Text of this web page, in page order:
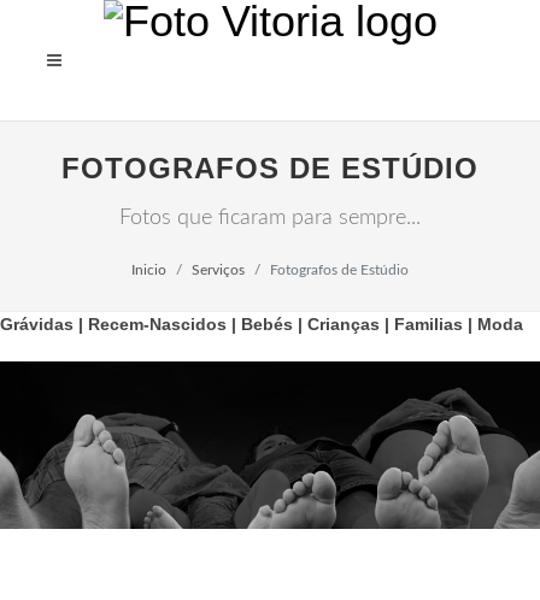
FOTOGRAFOS DE ESTÚDIO
Fotos que ficaram para sempre...
Inicio Serviços Fotografos de Estúdio
Grávidas | Recem-Nascidos | Bebés | Crianças | Familias | Moda